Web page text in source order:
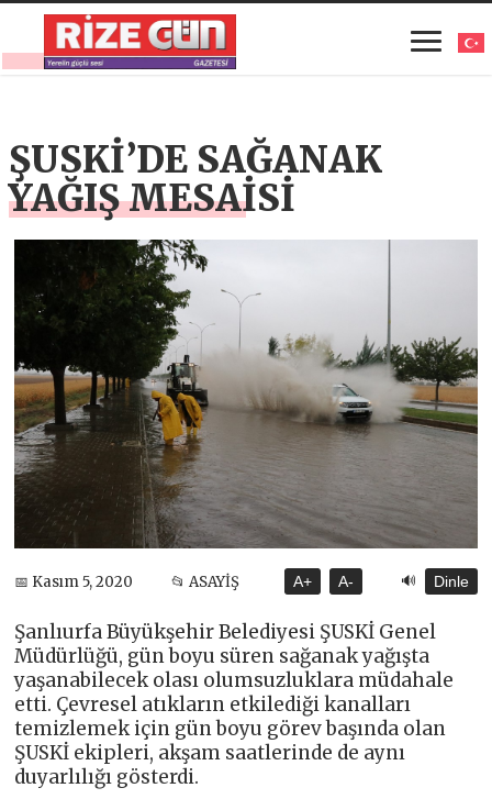
ŞUSKİ’DE SAĞANAK
YAĞIŞ MESAİSİ
📅 Kasım 5, 2020 📂 ASAYİŞ A+ A- 🔊 Dinle
Şanlıurfa Büyükşehir Belediyesi ŞUSKİ Genel
Müdürlüğü, gün boyu süren sağanak yağışta
yaşanabilecek olası olumsuzluklara müdahale
etti. Çevresel atıkların etkilediği kanalları
temizlemek için gün boyu görev başında olan
ŞUSKİ ekipleri, akşam saatlerinde de aynı
duyarlılığı gösterdi.